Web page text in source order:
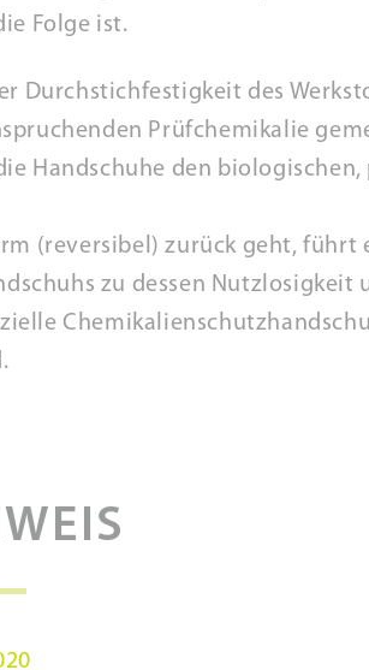
Folge ist.
Durchstichfestigkeit des
Prüfchemikalie
Handschuhe den biologischen,
(reversibel) zurück geht, führt
zu dessen Nutzlosigkeit